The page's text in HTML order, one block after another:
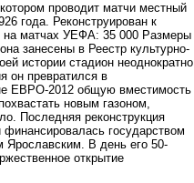
проводит матчи местный
года. Реконструирован к
матчах УЕФА: 35 000 Размеры
занесены в Реестр культурно-
истории стадион неоднократно
он превратился в
ЕВРО-2012 общую вместимость
новым газоном,
Последняя реконструкция
государством
В день его 50-
открытие